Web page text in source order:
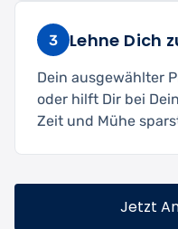
3 Lehne Dich
Dein ausgewählter
oder hilft Dir bei
Zeit und Mühe
Jetzt